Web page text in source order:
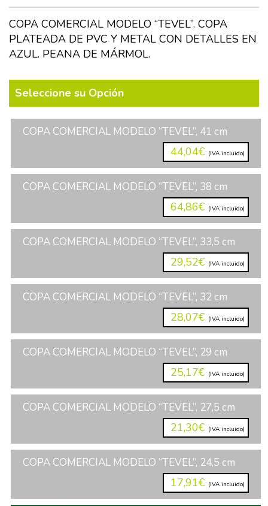
COPA COMERCIAL MODELO “TEVEL”. COPA
PLATEADA DE PVC Y METAL CON DETALLES EN
AZUL. PEANA DE MÁRMOL.
Seleccione su Opción
COPA COMERCIAL MODELO “TEVEL”, 41 cm
44,04€ (IVA incluido)
COPA COMERCIAL MODELO “TEVEL”, 38 cm
64,86€ (IVA incluido)
COPA COMERCIAL MODELO “TEVEL”, 33,5 cm
29,52€ (IVA incluido)
COPA COMERCIAL MODELO “TEVEL”, 32 cm
28,07€ (IVA incluido)
COPA COMERCIAL MODELO “TEVEL”, 29 cm
25,17€ (IVA incluido)
COPA COMERCIAL MODELO “TEVEL”, 27,5 cm
21,30€ (IVA incluido)
COPA COMERCIAL MODELO “TEVEL”, 24,5 cm
17,91€ (IVA incluido)